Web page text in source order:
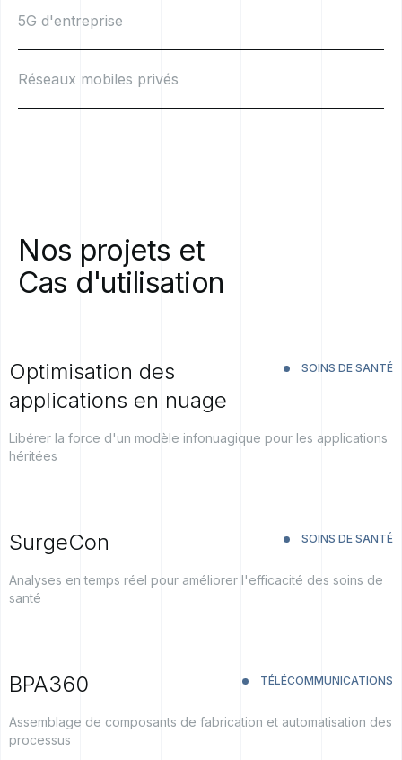
5G d'entreprise
Réseaux mobiles privés
Nos projets et
Cas d'utilisation
Optimisation des
applications en nuage
SOINS DE SANTÉ
Libérer la force d'un modèle infonuagique pour les applications
héritées
SurgeCon SOINS DE SANTÉ
Analyses en temps réel pour améliorer l'efficacité des soins de
santé
BPA360 TÉLÉCOMMUNICATIONS
Assemblage de composants de fabrication et automatisation des
processus